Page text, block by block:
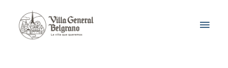
contenido